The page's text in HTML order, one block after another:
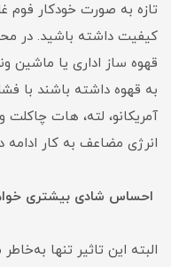
تازه به صورت خودکار فوم
کیفیت داشته باشید. در
قهوه ساز اداری یا ماشین
به قهوه داشته باشند با
آمریکانو، لته، هات چاکلت
انرژی مضاعف به کار ادامه
احساس شادی بیشتری
البته این تاثیر تنها